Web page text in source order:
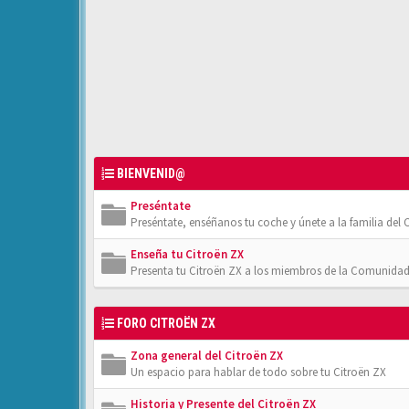
BIENVENID@
Preséntate
Preséntate, enséñanos tu coche y únete a la familia del
Enseña tu Citroën ZX
Presenta tu Citroën ZX a los miembros de la
FORO CITROËN ZX
Zona general del Citroën ZX
Un espacio para hablar de todo sobre tu Citroën ZX
Historia y Presente del Citroën ZX